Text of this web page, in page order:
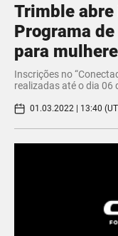
Trimble
Programa
para
Inscrições no
realizadas até o dia 06
01.03.2022 | 13:40